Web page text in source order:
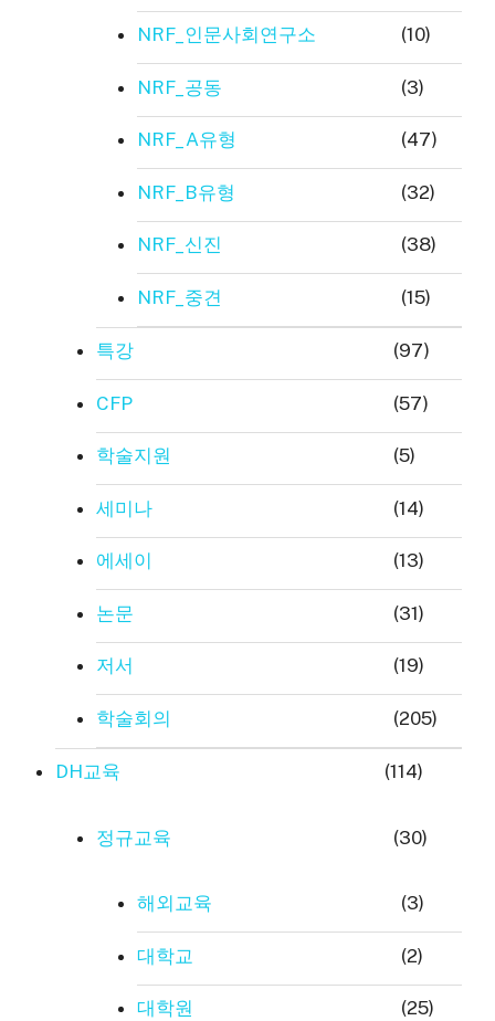
NRF_인문사회연구소 (10)
NRF_공동 (3)
NRF_A유형 (47)
NRF_B유형 (32)
NRF_신진 (38)
NRF_중견 (15)
특강 (97)
CFP (57)
학술지원 (5)
세미나 (14)
에세이 (13)
논문 (31)
저서 (19)
학술회의 (205)
DH교육 (114)
정규교육 (30)
해외교육 (3)
대학교 (2)
대학원 (25)